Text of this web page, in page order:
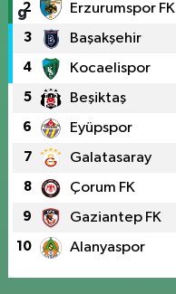
2 Erzurumspor FK
3 Başakşehir
4 Kocaelispor
5 Beşiktaş
6 Eyüpspor
7 Galatasaray
8 Çorum FK
9 Gaziantep FK
10 Alanyaspor